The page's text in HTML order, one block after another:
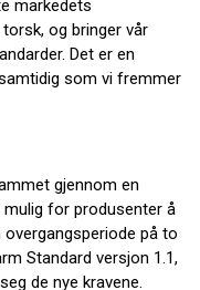
markedets
og bringer vår
Det er en
som vi fremmer
gjennom en
for produsenter å
på to
Standard versjon 1.1,
de nye kravene.